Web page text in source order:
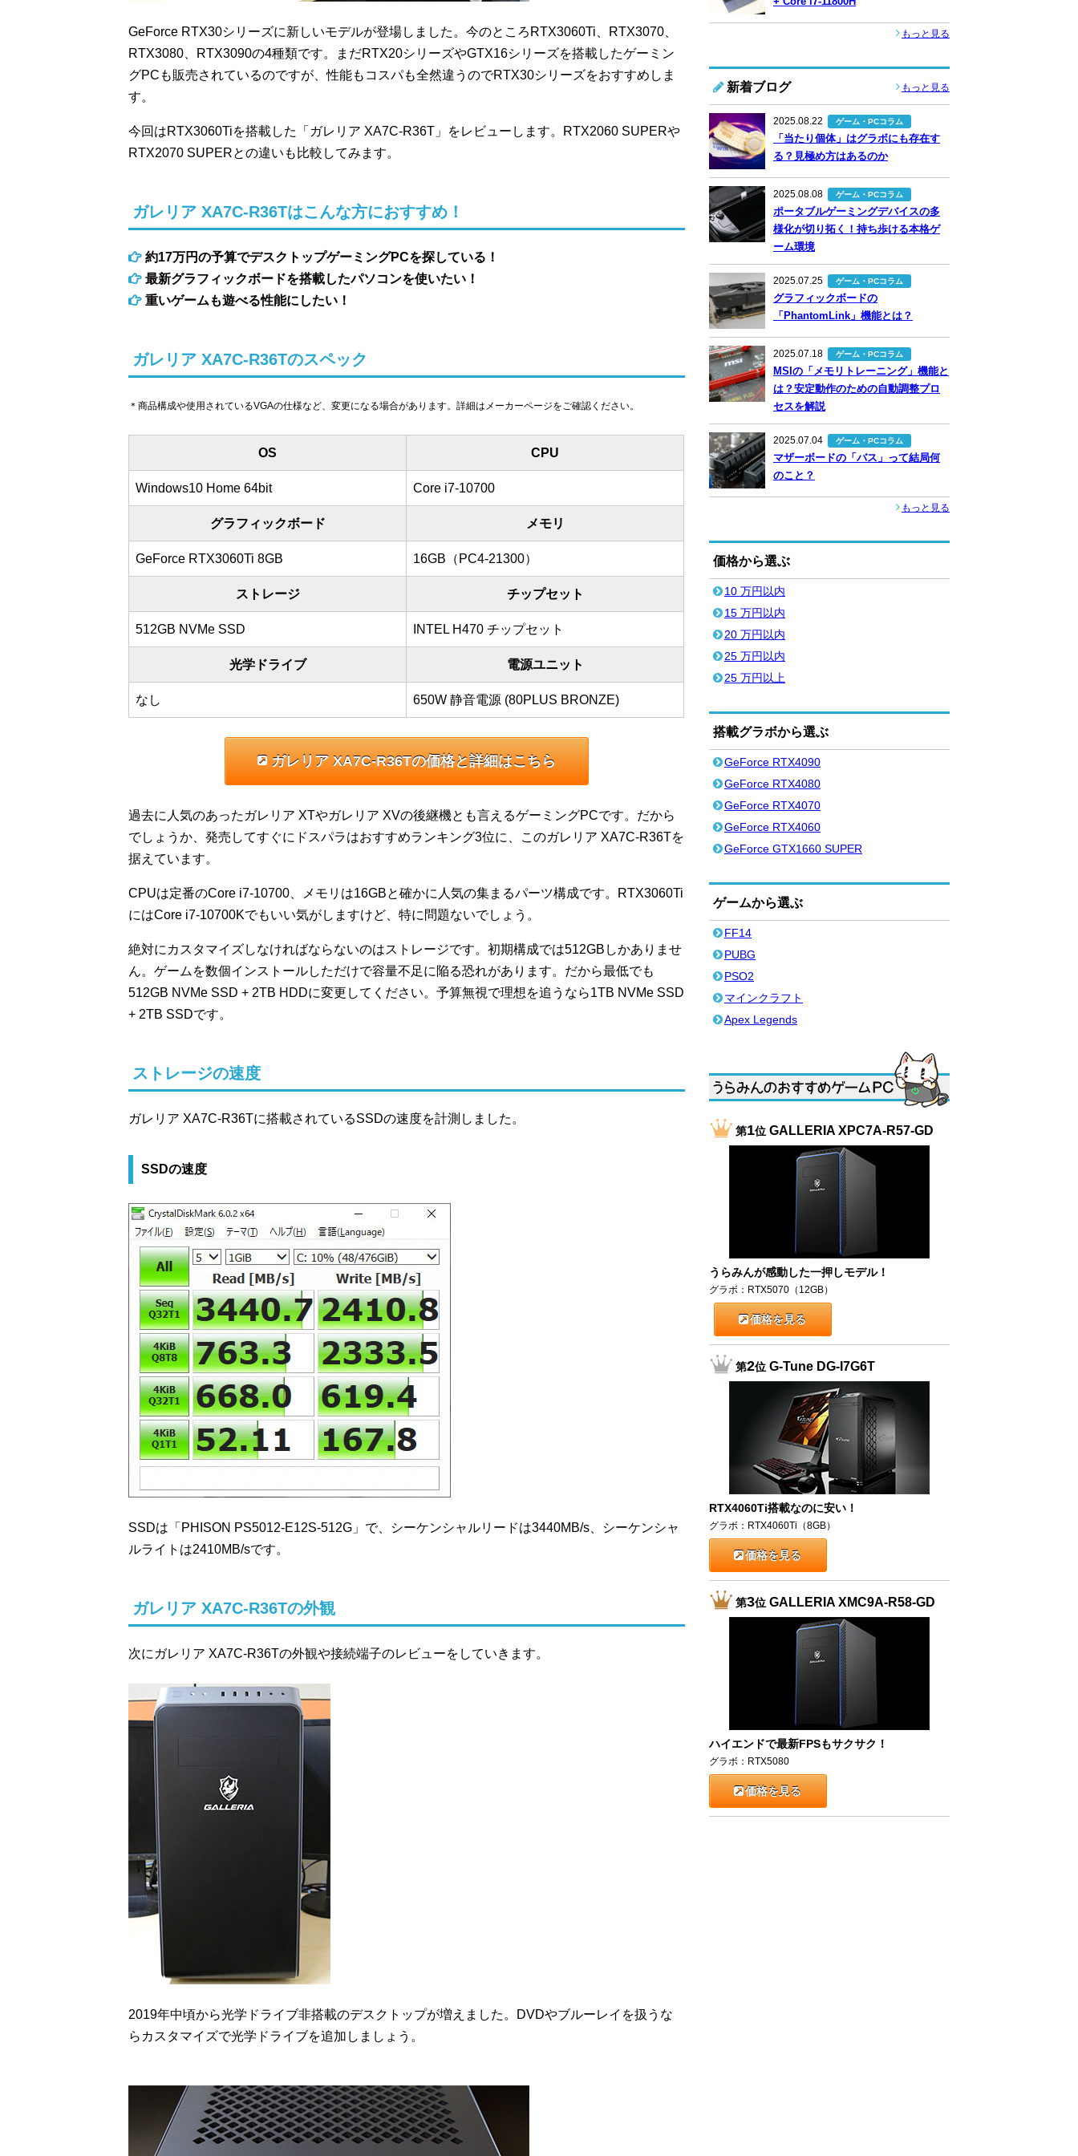
GeForce RTX30シリーズに新しいモデルが登場しました。今のところRTX3060Ti、RTX3070、
RTX3080、RTX3090の4種類です。まだRTX20シリーズやGTX16シリーズを搭載したゲーミン
グPCも販売されているのですが、性能もコスパも全然違うのでRTX30シリーズをおすすめしま
す。
今回はRTX3060Tiを搭載した「ガレリア XA7C-R36T」をレビューします。RTX2060 SUPERや
RTX2070 SUPERとの違いも比較してみます。
ガレリア XA7C-R36Tはこんな方におすすめ！
約17万円の予算でデスクトップゲーミングPCを探している！
最新グラフィックボードを搭載したパソコンを使いたい！
重いゲームも遊べる性能にしたい！
ガレリア XA7C-R36Tのスペック
＊商品構成や使用されているVGAの仕様など、変更になる場合があります。詳細はメーカーページをご確認ください。
OS CPU
Windows10 Home 64bit Core i7-10700
グラフィックボード メモリ
GeForce RTX3060Ti 8GB 16GB（PC4-21300）
ストレージ チップセット
512GB NVMe SSD INTEL H470 チップセット
光学ドライブ 電源ユニット
なし 650W 静音電源 (80PLUS BRONZE)
ガレリア XA7C-R36Tの価格と詳細はこちら
過去に人気のあったガレリア XTやガレリア XVの後継機とも言えるゲーミングPCです。だから
でしょうか、発売してすぐにドスパラはおすすめランキング3位に、このガレリア XA7C-R36Tを
据えています。
CPUは定番のCore i7-10700、メモリは16GBと確かに人気の集まるパーツ構成です。RTX3060Ti
にはCore i7-10700Kでもいい気がしますけど、特に問題ないでしょう。
絶対にカスタマイズしなければならないのはストレージです。初期構成では512GBしかありませ
ん。ゲームを数個インストールしただけで容量不足に陥る恐れがあります。だから最低でも
512GB NVMe SSD + 2TB HDDに変更してください。予算無視で理想を追うなら1TB NVMe SSD
+ 2TB SSDです。
ストレージの速度
ガレリア XA7C-R36Tに搭載されているSSDの速度を計測しました。
SSDの速度
SSDは「PHISON PS5012-E12S-512G」で、シーケンシャルリードは3440MB/s、シーケンシャ
ルライトは2410MB/sです。
ガレリア XA7C-R36Tの外観
次にガレリア XA7C-R36Tの外観や接続端子のレビューをしていきます。
2019年中頃から光学ドライブ非搭載のデスクトップが増えました。DVDやブルーレイを扱うな
らカスタマイズで光学ドライブを追加しましょう。
もっと見る
新着ブログ もっと見る
2025.08.22 ゲーム・PCコラム
「当たり個体」はグラボにも存在す
る？見極め方はあるのか
2025.08.08 ゲーム・PCコラム
ポータブルゲーミングデバイスの多
様化が切り拓く！持ち歩ける本格ゲ
ーム環境
2025.07.25 ゲーム・PCコラム
グラフィックボードの
「PhantomLink」機能とは？
2025.07.18 ゲーム・PCコラム
MSIの「メモリトレーニング」機能と
は？安定動作のための自動調整プロ
セスを解説
2025.07.04 ゲーム・PCコラム
マザーボードの「バス」って結局何
のこと？
もっと見る
価格から選ぶ
10 万円以内
15 万円以内
20 万円以内
25 万円以内
25 万円以上
搭載グラボから選ぶ
GeForce RTX4090
GeForce RTX4080
GeForce RTX4070
GeForce RTX4060
GeForce GTX1660 SUPER
ゲームから選ぶ
FF14
PUBG
PSO2
マインクラフト
Apex Legends
第1位GALLERIA XPC7A-R57-GD
うらみんが感動した一押しモデル！
グラボ：RTX5070（12GB）
価格を見る
第2位G-Tune DG-I7G6T
RTX4060Ti搭載なのに安い！
グラボ：RTX4060Ti（8GB）
価格を見る
第3位GALLERIA XMC9A-R58-GD
ハイエンドで最新FPSもサクサク！
グラボ：RTX5080
価格を見る